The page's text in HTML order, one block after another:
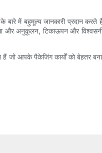
के बारे में बहुमूल्य जानकारी
टिकाऊपन और
आपके पैकेजिंग कार्यों को बेहतर